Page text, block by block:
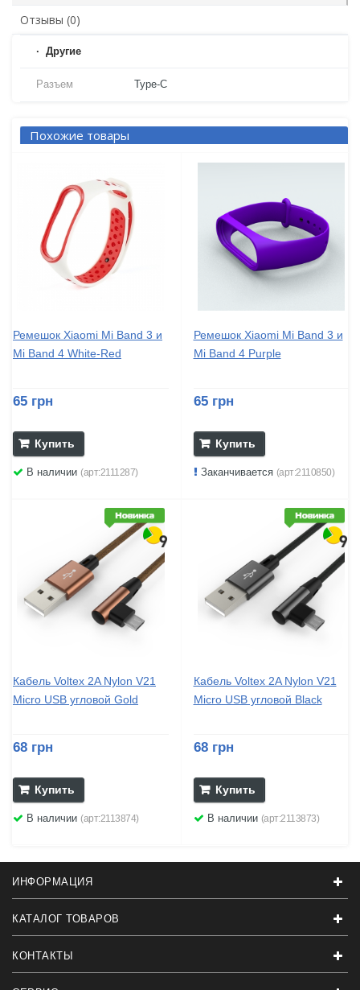
Отзывы (0)
Другие
Разъем Type-C
Похожие товары
Ремешок Xiaomi Mi Band 3 и
Mi Band 4 White-Red
65 грн
Купить
В наличии (арт:2111287)
Ремешок Xiaomi Mi Band 3 и
Mi Band 4 Purple
65 грн
Купить
Заканчивается (арт:2110850)
Кабель Voltex 2A Nylon V21
Micro USB угловой Gold
68 грн
Купить
В наличии (арт:2113874)
Кабель Voltex 2A Nylon V21
Micro USB угловой Black
68 грн
Купить
В наличии (арт:2113873)
ИНФОРМАЦИЯ
КАТАЛОГ ТОВАРОВ
КОНТАКТЫ